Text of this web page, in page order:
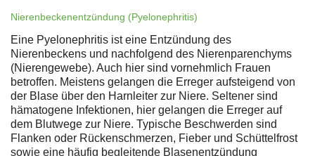
Nierenbeckenentzündung (Pyelonephritis)
Eine Pyelonephritis ist eine Entzündung des
Nierenbeckens und nachfolgend des Nierenparenchyms
(Nierengewebe). Auch hier sind vornehmlich Frauen
betroffen. Meistens gelangen die Erreger aufsteigend von
der Blase über den Harnleiter zur Niere. Seltener sind
hämatogene Infektionen, hier gelangen die Erreger auf
dem Blutwege zur Niere. Typische Beschwerden sind
Flanken oder Rückenschmerzen, Fieber und Schüttelfrost
sowie eine häufig begleitende Blasenentzündung